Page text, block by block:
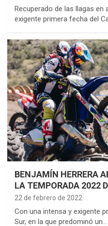
Recuperado de las llagas
exigente primera fecha del
BENJAMÍN HERRERA
LA TEMPORADA 2022
22 de febrero de 2022
Con una intensa y exigente
Sur, en la que predominó un…